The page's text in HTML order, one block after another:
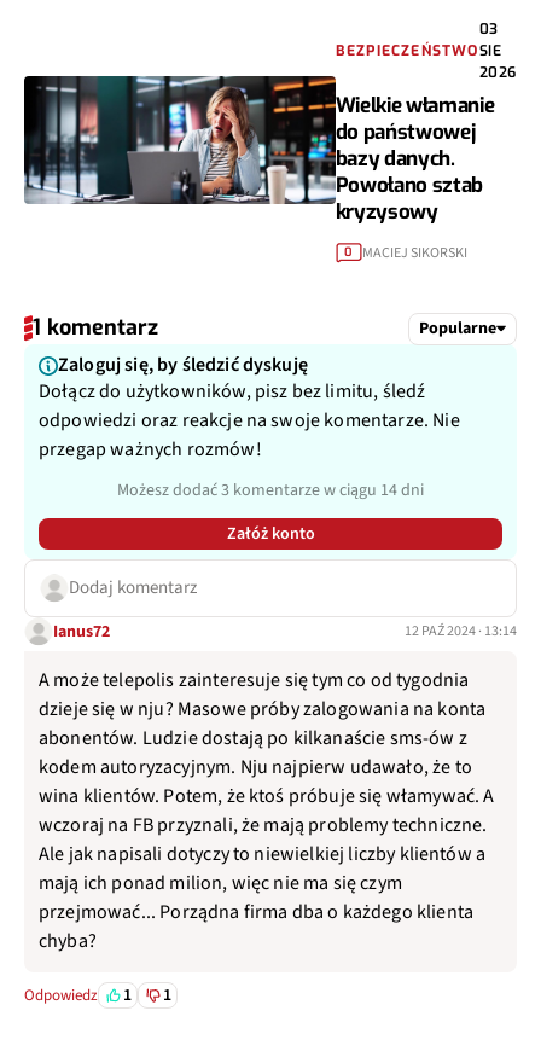
BEZPIECZEŃSTWO
03
SIE
2026
Wielkie włamanie
do państwowej
bazy danych.
Powołano sztab
kryzysowy
0 MACIEJ SIKORSKI
1 komentarz Popularne
Zaloguj się, by śledzić dyskuję
Dołącz do użytkowników, pisz bez limitu, śledź
odpowiedzi oraz reakcje na swoje komentarze. Nie
przegap ważnych rozmów!
Możesz dodać 3 komentarze w ciągu 14 dni
Załóż konto
Dodaj komentarz
Ianus72 12 PAŹ 2024 · 13:14
A może telepolis zainteresuje się tym co od tygodnia
dzieje się w nju? Masowe próby zalogowania na konta
abonentów. Ludzie dostają po kilkanaście sms-ów z
kodem autoryzacyjnym. Nju najpierw udawało, że to
wina klientów. Potem, że ktoś próbuje się włamywać. A
wczoraj na FB przyznali, że mają problemy techniczne.
Ale jak napisali dotyczy to niewielkiej liczby klientów a
mają ich ponad milion, więc nie ma się czym
przejmować... Porządna firma dba o każdego klienta
chyba?
Odpowiedz 1 1